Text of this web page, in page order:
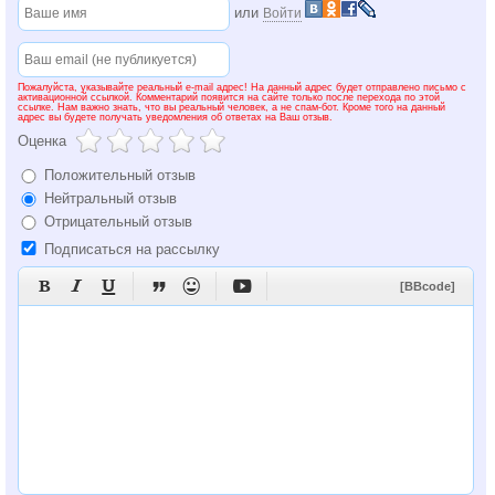
или Войти
Пожалуйста, указывайте реальный e-mail адрес! На данный адрес будет отправлено письмо с
активационной ссылкой. Комментарий появится на сайте только после перехода по этой
ссылке. Нам важно знать, что вы реальный человек, а не спам-бот. Кроме того на данный
адрес вы будете получать уведомления об ответах на Ваш отзыв.
Оценка
Положительный отзыв
Нейтральный отзыв
Отрицательный отзыв
Подписаться на рассылку
      [BBcode]